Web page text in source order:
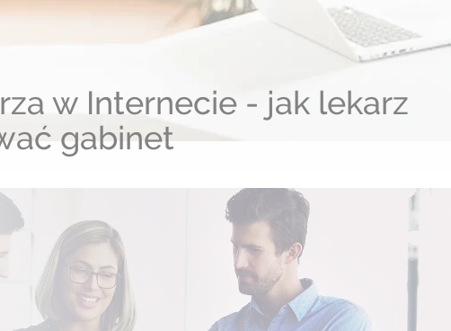
w Internecie - jak lekarz
gabinet